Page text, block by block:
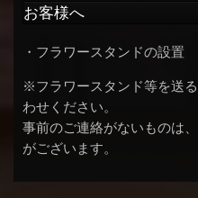
お客様へ
・フラワースタンドの設置
※フラワースタンド等を送
わせください。
事前のご連絡がないものは
がございます。